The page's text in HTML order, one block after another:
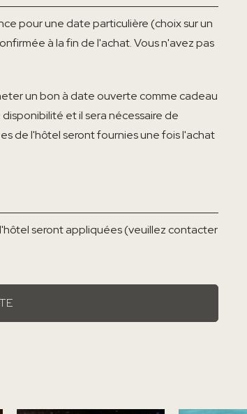
pour une date particulière (choix sur un
à la fin de l'achat. Vous n'avez pas
un bon à date ouverte comme cadeau
et il sera nécessaire de
de l'hôtel seront fournies une fois l'achat
seront appliquées (veuillez contacter